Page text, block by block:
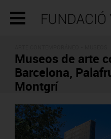
Museos de arte
Barcelona,
Montgrí